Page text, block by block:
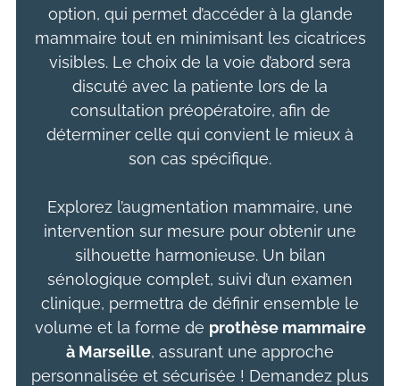
option, qui permet d’accéder à la glande
mammaire tout en minimisant les cicatrices
visibles. Le choix de la voie d’abord sera
discuté avec la patiente lors de la
consultation préopératoire, afin de
déterminer celle qui convient le mieux à
son cas spécifique.
Explorez l’augmentation mammaire, une
intervention sur mesure pour obtenir une
silhouette harmonieuse. Un bilan
sénologique complet, suivi d’un examen
clinique, permettra de définir ensemble le
volume et la forme de prothèse mammaire
à Marseille, assurant une approche
personnalisée et sécurisée ! Demandez plus